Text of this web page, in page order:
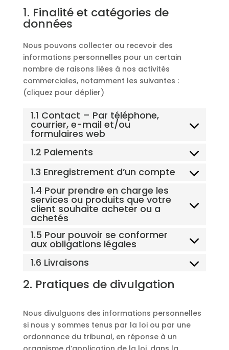
1. Finalité et catégories de
données
Nous pouvons collecter ou recevoir des
informations personnelles pour un certain
nombre de raisons liées à nos activités
commerciales, notamment les suivantes :
(cliquez pour déplier)
1.1 Contact – Par téléphone,
courrier, e-mail et/ou
formulaires web
1.2 Paiements
1.3 Enregistrement d’un compte
1.4 Pour prendre en charge les
services ou produits que votre
client souhaite acheter ou a
achetés
1.5 Pour pouvoir se conformer
aux obligations légales
1.6 Livraisons
2. Pratiques de divulgation
Nous divulguons des informations personnelles
si nous y sommes tenus par la loi ou par une
ordonnance du tribunal, en réponse à un